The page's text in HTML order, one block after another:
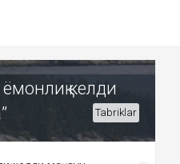
келди
Tabriklar